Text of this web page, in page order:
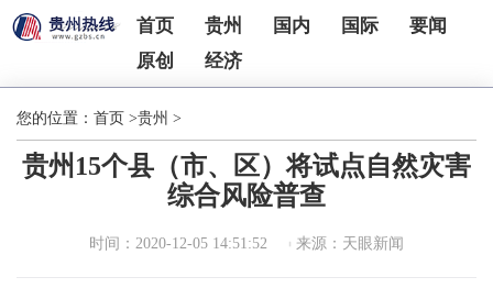
首页 贵州 国内 国际
要闻
原创
经济
您的位置： 首页 >贵州 >
贵州15个县（市、区）将试点自然灾害
综合风险普查
时间：2020-12-05 14:51:52 来源：天眼新闻